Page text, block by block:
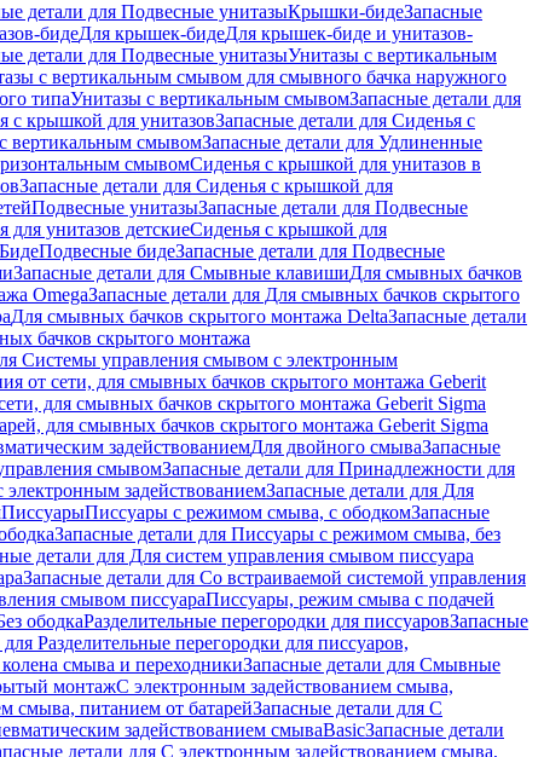
детали для Подвесные унитазыКрышки-бидеЗапасные
бидеДля крышек-бидеДля крышек-биде и унитазов-
детали для Подвесные унитазыУнитазы с вертикальным
с вертикальным смывом для смывного бачка наружного
типаУнитазы с вертикальным смывомЗапасные детали для
с крышкой для унитазовЗапасные детали для Сиденья с
вертикальным смывомЗапасные детали для Удлиненные
смывомСиденья с крышкой для унитазов в
Запасные детали для Сиденья с крышкой для
Подвесные унитазыЗапасные детали для Подвесные
для унитазов детскиеСиденья с крышкой для
БидеПодвесные бидеЗапасные детали для Подвесные
Запасные детали для Смывные клавишиДля смывных бачков
OmegaЗапасные детали для Для смывных бачков скрытого
Для смывных бачков скрытого монтажа DeltaЗапасные детали
бачков скрытого монтажа
Системы управления смывом с электронным
от сети, для смывных бачков скрытого монтажа Geberit
для смывных бачков скрытого монтажа Geberit Sigma
для смывных бачков скрытого монтажа Geberit Sigma
задействованиемДля двойного смываЗапасные
смывомЗапасные детали для Принадлежности для
задействованиемЗапасные детали для Для
ПиссуарыПиссуары с режимом смыва, с ободкомЗапасные
Запасные детали для Писсуары с режимом смыва, без
детали для Для систем управления смывом писсуара
Запасные детали для Со встраиваемой системой управления
смывом писсуараПиссуары, режим смыва с подачей
ободкаРазделительные перегородки для писсуаровЗапасные
Разделительные перегородки для писсуаров,
смыва и переходникиЗапасные детали для Смывные
монтажС электронным задействованием смыва,
смыва, питанием от батарейЗапасные детали для С
задействованием смываBasicЗапасные детали
детали для С электронным задействованием смыва,